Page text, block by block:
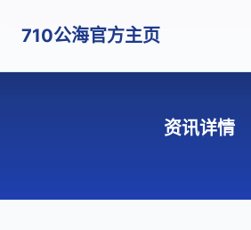
710公海官方主页
资讯详情